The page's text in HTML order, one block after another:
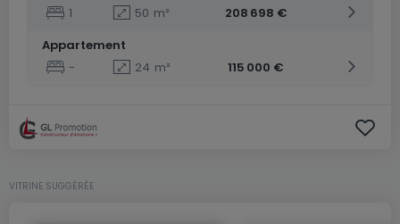
1
50 m²
208 698 €
Appartement
-
24 m² 115 000 €
VITRINE SUGGÉRÉE